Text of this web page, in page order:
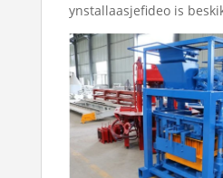
ynstallaasjefideo is